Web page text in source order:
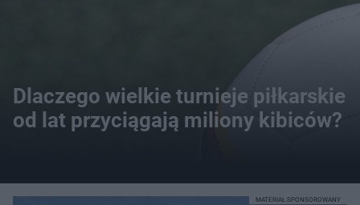
Dlaczego wielkie turnieje piłkarskie
od lat przyciągają miliony kibiców?
MATERIAŁ SPONSOROWANY